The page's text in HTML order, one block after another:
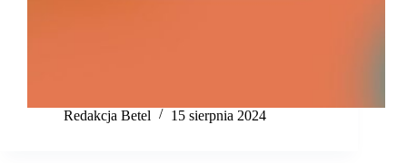
Redakcja Betel 15 sierpnia 2024